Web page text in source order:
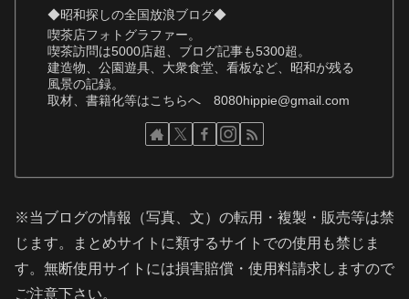
◆昭和探しの全国放浪ブログ◆
喫茶店フォトグラファー。
喫茶訪問は5000店超、ブログ記事も5300超。
建造物、公園遊具、大衆食堂、看板など、昭和が残る
風景の記録。
取材、書籍化等はこちらへ 8080hippie@gmail.com
※当ブログの情報（写真、文）の転用・複製・販売等は禁
じます。まとめサイトに類するサイトでの使用も禁じま
す。無断使用サイトには損害賠償・使用料請求しますので
ご注意下さい。